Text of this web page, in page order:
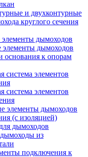
и двухконтурные
круглого сечения
дымоходов
элементы дымоходов
к опорам
система элементов
система элементов
элементы дымоходов
(с изоляцией)
дымоходов
из
подключения к